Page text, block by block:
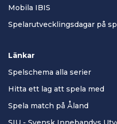
Mobila IBIS
Spelarutvecklingsdagar på
Länkar
Spelschema alla serier
Hitta ett lag att spela med
Spela match på Åland